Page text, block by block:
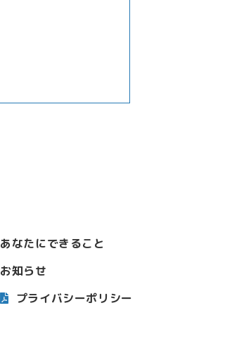
あなたにできること
お知らせ
プライバシーポリシー